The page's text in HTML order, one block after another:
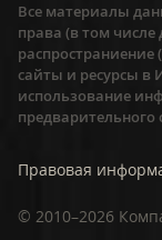
Все материалы
права (в том
распространиение
сайты и ресурсы в
использование
предварительного
Правовая
© 2010–2026